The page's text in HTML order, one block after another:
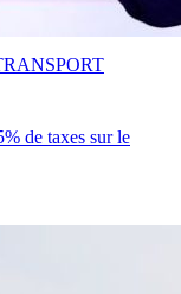
de taxes sur le